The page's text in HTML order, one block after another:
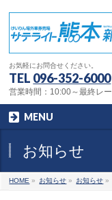
お気軽にお問合せください。
TEL 096-352-6000
営業時間：10:00～最終レ
MENU
お知らせ
HOME » お知らせ » お知らせ »